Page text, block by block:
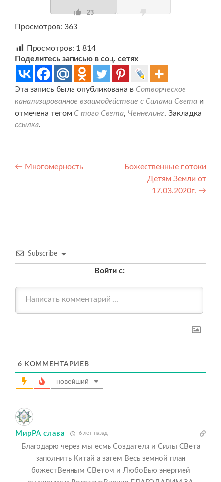
23
Просмотров: 363
Просмотров: 1 814
Поделитесь записью в соц. сетях
Эта запись была опубликована в Сотворческое
канализированное взаимодействие с Силами Света и
отмечена тегом С того Света, Ченнелинг. Закладка
ссылка.
Навигация
← Многомерность
Божественные потоки
Детям Земли от
17.03.2020г. →
Subscribe
Войти с:
6 КОММЕНТАРИЕВ
новейший
МирРА слава 6 лет назад
Благодарю через мы есмь Создателя и Силы СВета
заполнить Китай а затем Весь земной план
божестВенным СВетом и ЛюбоВью энергией